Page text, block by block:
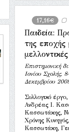
17,16€
Παιδεία:
της εποχής
μελλοντικές
Επιστημονική
Ιονίου Σχολής,
Δεκεμβρίου
Συλλογικό
Ανδρέας Ι.
Κασσωτάκης,
Χρόνης
Κασσωτάκη,